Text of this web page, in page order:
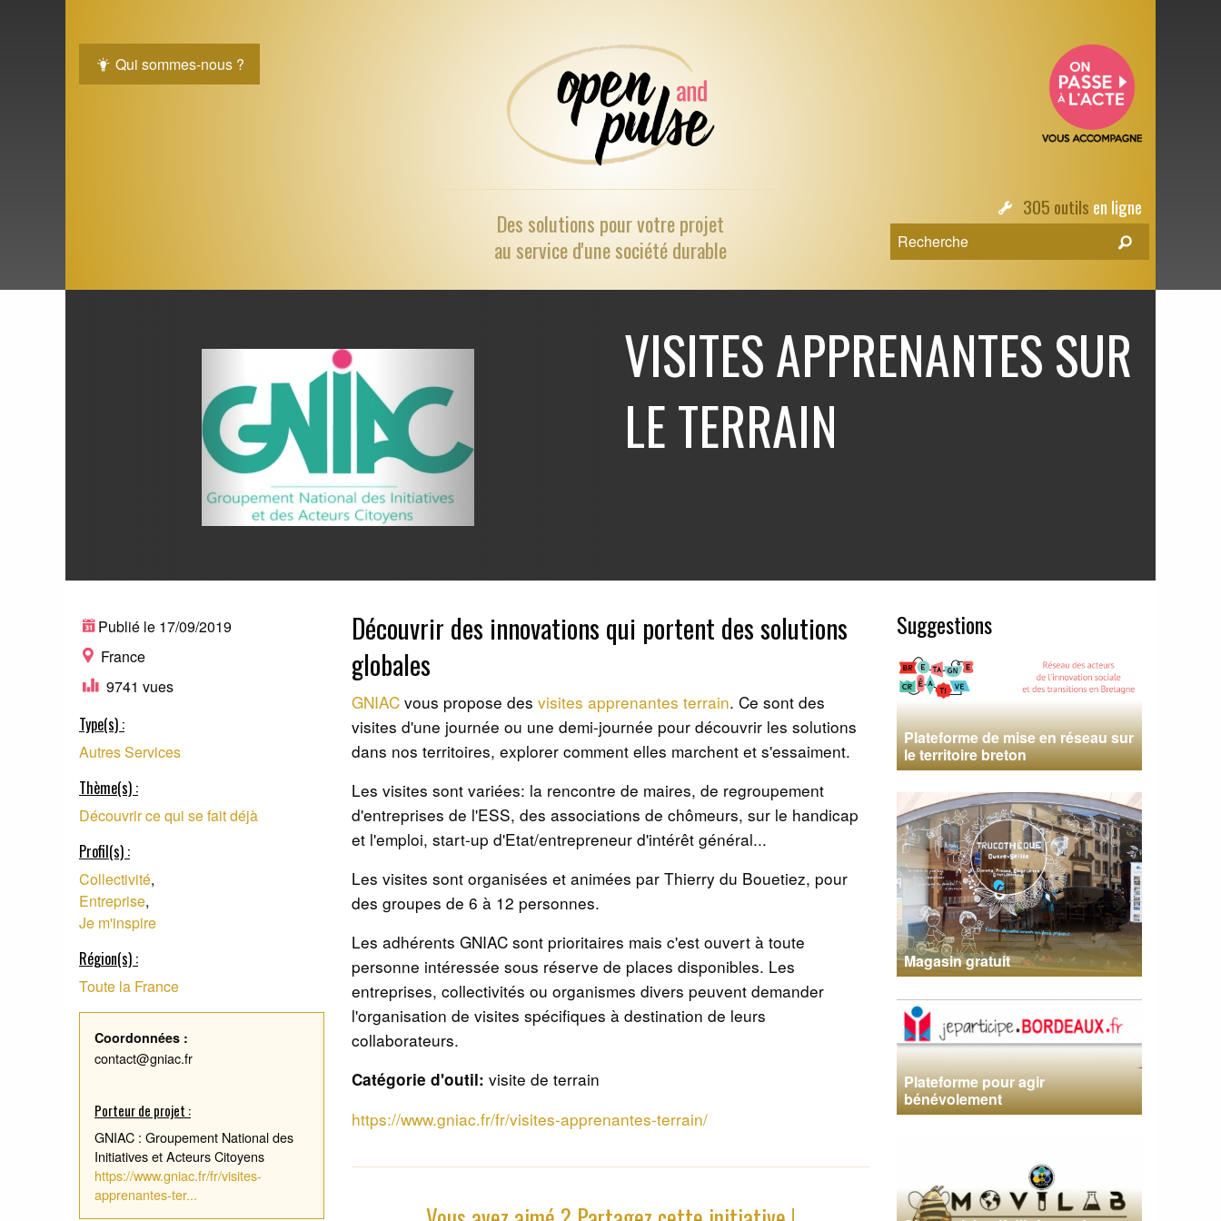
Qui sommes-nous ?
Des solutions pourvotre projet
au service d'une société durable
305 outils en ligne
VISITES APPRENANTES SUR
LE TERRAIN
Publié le 17/09/2019
France
9741 vues
Type(s) :
Autres Services
Thème(s) :
Découvrir ce qui se fait déjà
Profil(s) :
Collectivité,
Entreprise,
Je m'inspire
Région(s) :
Toute la France
Coordonnées :
contact@gniac.fr
Porteur de projet :
GNIAC : Groupement National des
Initiatives et Acteurs Citoyens
https://www.gniac.fr/fr/visites-
apprenantes-ter...
Découvrir des innovations qui portent des solutions
globales
GNIAC vous propose des visites apprenantes terrain. Ce sont des
visites d'une journée ou une demi-journée pour découvrir les solutions
dans nos territoires, explorer comment elles marchent et s'essaiment.
Les visites sont variées: la rencontre de maires, de regroupement
d'entreprises de l'ESS, des associations de chômeurs, sur le handicap
et l'emploi, start-up d'Etat/entrepreneur d'intérêt général...
Les visites sont organisées et animées par Thierry du Bouetiez, pour
des groupes de 6 à 12 personnes.
Les adhérents GNIAC sont prioritaires mais c'est ouvert à toute
personne intéressée sous réserve de places disponibles. Les
entreprises, collectivités ou organismes divers peuvent demander
l'organisation de visites spécifiques à destination de leurs
collaborateurs.
Catégorie d'outil: visite de terrain
https://www.gniac.fr/fr/visites-apprenantes-terrain/
Suggestions
Plateforme de mise en réseau sur
le territoire breton
Magasin gratuit
Plateforme pour agir
bénévolement